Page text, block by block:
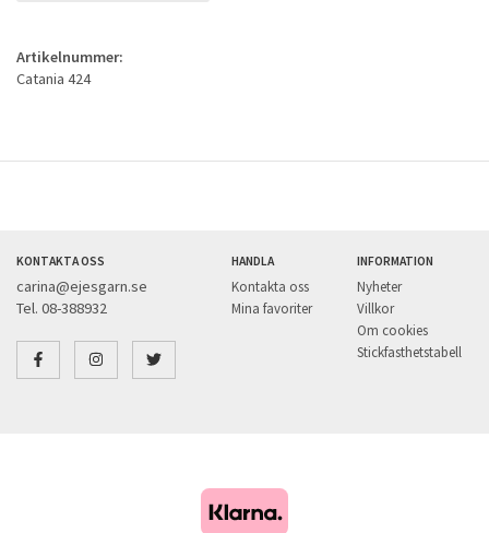
Artikelnummer:
Catania 424
KONTAKTA OSS
carina@ejesgarn.se
Tel. 08-388932
HANDLA
Kontakta oss
Mina favoriter
INFORMATION
Nyheter
Villkor
Om cookies
Stickfasthetstabell